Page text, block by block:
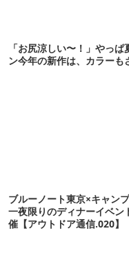
「お尻涼しい〜！」やっ
ン今年の新作は、カラーも
ブルーノート東京×キャン
一夜限りのディナーイベン
催【アウトドア通信.020】